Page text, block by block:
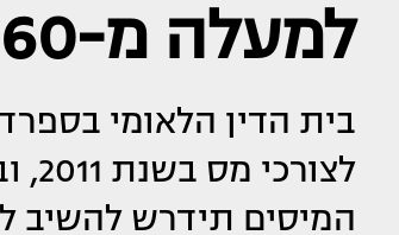
למעלה מ-60 מיליון יורו
בית הדין הלאומי
המיסים תידרש להשיב לה יותר מ-60 מיליון